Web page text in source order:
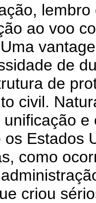
ao voo
de
de
civil.
Estados
como
criou